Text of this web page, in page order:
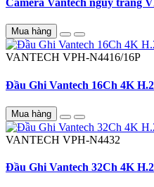
Camera Vantech nguy trang
Mua hàng
VANTECH VPH-N4416/16P
Đầu Ghi Vantech 16Ch 4K
Mua hàng
VANTECH VPH-N4432
Đầu Ghi Vantech 32Ch 4K